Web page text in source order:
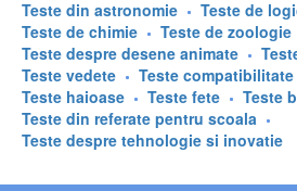
Teste din astronomie
Teste de
Teste de chimie
Teste de zoologie
Teste despre desene animate
Teste vedete
Teste compatibilitate
Teste haioase
Teste fete Teste
Teste din referate pentru scoala
Teste despre tehnologie si inovatie